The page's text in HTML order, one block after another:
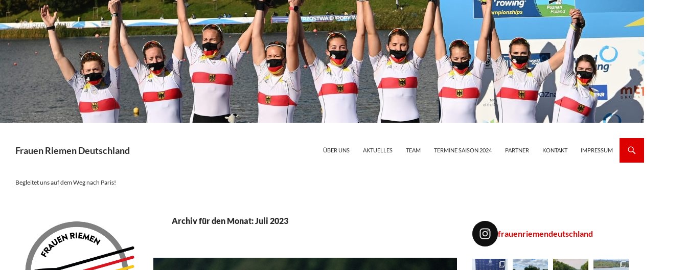
Frauen Riemen Deutschland
ÜBER UNS
AKTUELLES TEAM TERMINE SAISON 2024 PARTNER KONTAKT IMPRESSUM
Archiv für den Monat: Juli 2023
frauenriemendeutschland
Begleitet uns auf dem Weg nach Paris!